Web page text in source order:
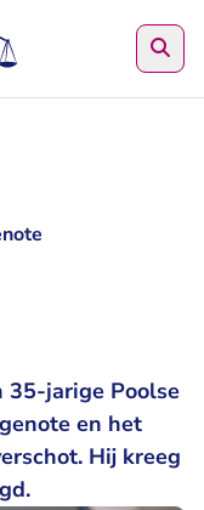
35-jarige Poolse
en het
Hij kreeg